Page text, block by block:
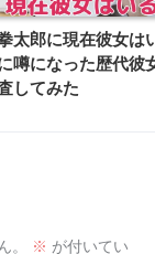
太郎に現在彼女は
噂になった歴代彼
してみた
。 ※ が付いてい